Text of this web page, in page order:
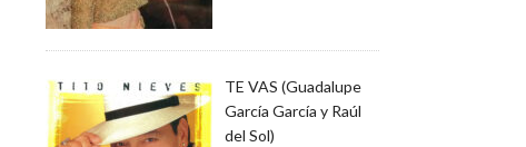
TE VAS (Guadalupe
García García y Raúl
del Sol)